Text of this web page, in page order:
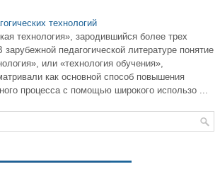
технологий
технология», зародившийся более трех
педагогической литературе понятие
или «технология обучения»,
как основной способ повышения
процесса с помощью широкого использо ...